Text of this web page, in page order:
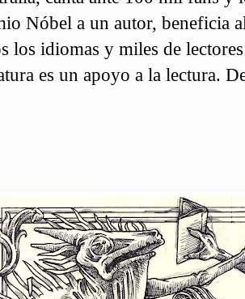
Nóbel a un autor, beneficia
los idiomas y miles de
es un apoyo a la lectura.